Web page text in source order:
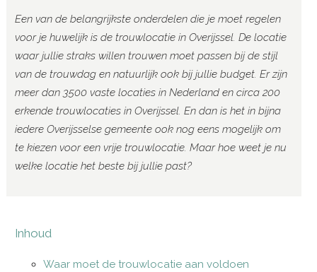
Een van de belangrijkste onderdelen die je moet regelen
voor je huwelijk is de trouwlocatie in Overijssel. De locatie
waar jullie straks willen trouwen moet passen bij de stijl
van de trouwdag en natuurlijk ook bij jullie budget. Er zijn
meer dan 3500 vaste locaties in Nederland en circa 200
erkende trouwlocaties in Overijssel. En dan is het in bijna
iedere Overijsselse gemeente ook nog eens mogelijk om
te kiezen voor een vrije trouwlocatie. Maar hoe weet je nu
welke locatie het beste bij jullie past?
Inhoud
Waar moet de trouwlocatie aan voldoen